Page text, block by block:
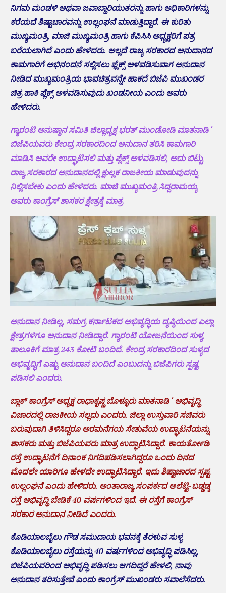
ನಿಗಮ ಮಂಡಳಿ ಅಥವಾ ಜವಾಬ್ದಾರಿಯುತರನ್ನು ಹಾಗು ಅಧಿಕಾರಿಗಳನ್ನು
ಕರೆಯದೆ ಶಿಷ್ಟಾಚಾರವನ್ನು ಉಲ್ಲಂಘನೆ ಮಾಡುತ್ತಿದ್ದಾರೆ. ಈ ಕುರಿತು
ಮುಖ್ಯಮಂತ್ರಿ, ಮಾಜಿ ಮುಖ್ಯಮಂತ್ರಿ ಹಾಗು ಕೆಪಿಸಿಸಿ ಅಧ್ಯಕ್ಷರಿಗೆ ಪತ್ರ
ಬರೆಯಲಾಗಿದೆ ಎಂದು ಹೇಳಿದರು. ಅಲ್ಲದೆ ರಾಜ್ಯ ಸರಕಾರದ ಅನುದಾನದ‌
ಕಾಮಗಾರಿಗೆ ಅಭಿನಂದನೆ ಸಲ್ಲಿಸಲು ಫ್ಲೆಕ್ಸ್ ಅಳವಡಿಸುವಾಗ ಅನುದಾನ
ನೀಡಿದ ಮುಖ್ಯಮಂತ್ರಿಯ ಭಾವಚಿತ್ರವನ್ನೇ ಹಾಕದೆ ಬಿಜೆಪಿ ಮುಖಂಡರ
ಚಿತ್ರ ಹಾಕಿ ಪ್ಲೆಕ್ಸ್ ಅಳವಡಿಸುವುದು ಖಂಡನೀಯ ಎಂದು ಅವರು
ಹೇಳಿದರು.
ಗ್ಯಾರಂಟಿ ಅನುಷ್ಠಾನ ಸಮಿತಿ ಜಿಲ್ಲಾಧ್ಯಕ್ಷ ಭರತ್ ಮುಂಡೋಡಿ ಮಾತನಾಡಿ ‘
ಬಿಜೆಪಿಯವರು ಕೇಂದ್ರ ಸರಕಾರದಿಂದ ಅನುದಾನ ತರಿಸಿ ಕಾಮಗಾರಿ
ಮಾಡಿಸಿ ಅವರೇ ಉದ್ಘಾಟಿಸಲಿ ಮತ್ತು ಪ್ಲೆಕ್ಸ್ ಅಳವಡಿಸಲಿ, ಅದು ಬಿಟ್ಟು
ರಾಜ್ಯ ಸರಕಾರದ ಅನುದಾನದಲ್ಲಿ ಕ್ಷುಲ್ಲಕ ರಾಜಕೀಯ ಮಾಡುವುದನ್ನು
ನಿಲ್ಲಿಸಬೇಕು ಎಂದು ಹೇಳಿದರು. ಮಾಜಿ ಮುಖ್ಯಮಂತ್ರಿ ಸಿದ್ದರಾಮಯ್ಯ
ಅವರು ಕಾಂಗ್ರೆಸ್ ಶಾಸಕರ ಕ್ಷೇತ್ರಕ್ಕೆ ಮಾತ್ರ
ಅನುದಾನ ನೀಡಿಲ್ಲ, ಸಮಗ್ರ ಕರ್ನಾಟಕದ ಅಭಿವೃದ್ಧಿಯ ದೃಷ್ಠಿಯಿಂದ ಎಲ್ಲಾ
ಕ್ಷೇತ್ರಗಳಿಗೂ ಅನುದಾನ ನೀಡಿದ್ದಾರೆ.‌ ಗ್ಯಾರಂಟಿ ಯೋಜನೆಯಿಂದ ಸುಳ್ಯ
ತಾಲೂಕಿಗೆ ಮಾತ್ರ 243 ಕೋಟಿ ಬಂದಿದೆ‌. ಕೇಂದ್ರ ಸರಕಾರದಿಂದ ಸುಳ್ಯದ
ಅಭಿವೃದ್ಧಿಗೆ ಎಷ್ಟು ಅನುದಾನ ಬಂದಿದೆ ಎಂಬುದನ್ನು ಬಿಜೆಪಿಗರು ಸ್ಪಷ್ಟ
ಪಡಿಸಲಿ ಎಂದರು.
ಬ್ಲಾಕ್ ಕಾಂಗ್ರೆಸ್ ಅಧ್ಯಕ್ಷ ರಾಧಾಕೃಷ್ಣ ಬೊಳ್ಳೂರು ಮಾತನಾಡಿ ‘ ಅಭಿವೃದ್ಧಿ
ವಿಚಾರದಲ್ಲಿ ರಾಜಕೀಯ ಸಲ್ಲದು ಎಂದರು. ಜಿಲ್ಲಾ ಉಸ್ತುವಾರಿ ಸಚಿವರು
ಬರುವುದಾಗಿ ತಿಳಿಸಿದ್ದರೂ ಅರಮನೆಗಯ ಸೇತುವೆಯ ಉದ್ಘಾಟನೆಯನ್ನು
ಶಾಸಕರು ಮತ್ತು ಬಿಜೆಪಿಯವರು ಮಾತ್ರ ಉದ್ಘಾಟಿಸಿದ್ದಾರೆ. ಕಾಯರ್ತೋಡಿ
ರಸ್ತೆ ಉದ್ಘಾಟನೆಗೆ ದಿನಾಂಕ ನಿಗದಿಪಡಿಸಲಾಗಿದ್ದರೂ ಒಂದು ದಿನದ
ಮೊದಲೇ ಯಾರಿಗೂ ಹೇಳದೇ ಉದ್ಘಾಟಿಸಿದ್ದಾರೆ. ಇದು ಶಿಷ್ಟಾಚಾರದ ಸ್ಪಷ್ಟ
ಉಲ್ಲಂಘನೆ ಎಂದು ಹೇಳಿದರು. ಅಂತಾರಾಜ್ಯ ಸಂಪರ್ಕದ ಆಲೆಟ್ಟಿ-ಬಡ್ಡಡ್ಕ
ರಸ್ತೆ ಅಭಿವೃದ್ಧಿ ಬೇಡಿಕೆ 40 ವರ್ಷಗಳಿಂದ ಇದೆ. ಈ ರಸ್ತೆಗೆ ಕಾಂಗ್ರೆಸ್
ಸರಕಾರ ಅನುದಾನ ನೀಡಿದೆ ಎಂದರು.
ಕೊಡಿಯಾಲಬೈಲು ಗೌಡ ಸಮುದಾಯ ಭವನಕ್ಕೆ ತೆರಳುವ ಸುಳ್ಯ
ಕೊಡಿಯಾಲಬೈಲು ರಸ್ತೆಯನ್ನು 40 ವರ್ಷಗಳಿಂದ ಅಭಿವೃದ್ಧಿ ಪಡಿಸಿಲ್ಲ,
ಬಿಜೆಪಿಯವರಿಂದ ಅಭಿವೃದ್ಧಿ ಪಡಿಸಲು ಆಗದಿದ್ದರೆ ಹೇಳಲಿ, ನಾವು
ಅನುದಾನ ತರಿಸುತ್ತೇವೆ ಎಂದು ಕಾಂಗ್ರೆಸ್ ಮುಖಂಡರು ಸವಾಲೆಸೆದರು.